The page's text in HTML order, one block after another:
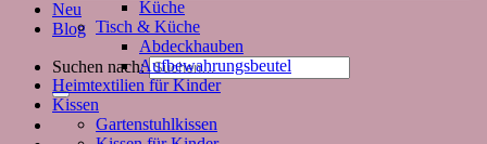
Neu
Blog
Suchen nach:
Küche
Tisch & Küche
Abdeckhauben
Aufbewahrungsbeutel
Heimtextilien für Kinder
Kissen
Gartenstuhlkissen